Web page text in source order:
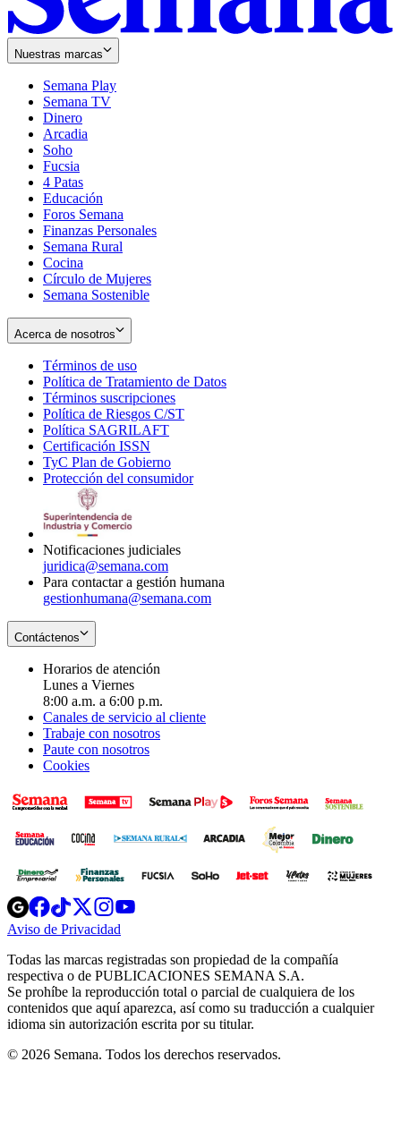
Nuestras marcas
Semana Play
Semana TV
Dinero
Arcadia
Soho
in
new
window
Fucsia
in
new
window
4 Patas
Educación
Foros Semana
Finanzas Personales
Semana Rural
Cocina
Círculo de Mujeres
Semana Sostenible
Acerca de nosotros
Términos de uso
in
new
window
Política de Tratamiento de Datos
Términos suscripciones
in
Política de Riesgos C/ST
Política SAGRILAFT
new
window
Certificación ISSN
in
new
TyC Plan de Gobierno
in
Protección del consumidorOpens
Notificaciones judiciales
juridica@semana.com
Para contactar a gestión humana
gestionhumana@semana.com
Contáctenos
Horarios de atención
Lunes a Viernes
8:00 a.m. a 6:00 p.m.
Canales de servicio al cliente
Trabaje con nosotros
Paute con nosotros
Cookies
Opens
in
new
Opens
in
new
Opens
in
new
window
Opens
new
windowwindow
Aviso de Privacidad
new
window
Todas las marcas registradas son propiedad de la compañía
respectiva o de PUBLICACIONES SEMANA S.A.
Se prohíbe la reproducción total o parcial de cualquiera de los
contenidos que aquí aparezca, así como su traducción a cualquier
idioma sin autorización escrita por su titular.
© 2026 Semana. Todos los derechos reservados.